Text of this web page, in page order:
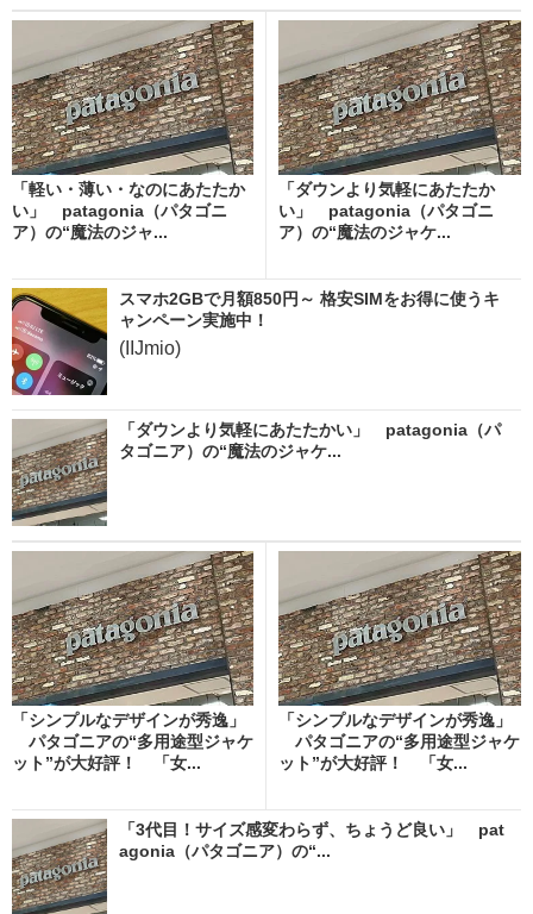
「軽い・薄い・なのにあたたか
い」 patagonia（パタゴニ
ア）の“魔法のジャ...
「ダウンより気軽にあたたか
い」 patagonia（パタゴニ
ア）の“魔法のジャケ...
スマホ2GBで月額850円～ 格安SIMをお得に使うキ
ャンペーン実施中！
(IIJmio)
「ダウンより気軽にあたたかい」 patagonia（パ
タゴニア）の“魔法のジャケ...
「シンプルなデザインが秀逸」
パタゴニアの“多用途型ジャケ
ット”が大好評！ 「女...
「シンプルなデザインが秀逸」
パタゴニアの“多用途型ジャケ
ット”が大好評！ 「女...
「3代目！サイズ感変わらず、ちょうど良い」 pat
agonia（パタゴニア）の“...